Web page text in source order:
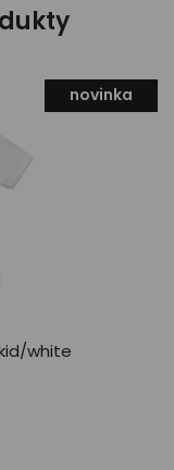
novinka
kid/white